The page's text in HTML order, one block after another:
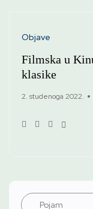
Objave
Filmska u
klasike
2. studenoga 2022.
Pretraga